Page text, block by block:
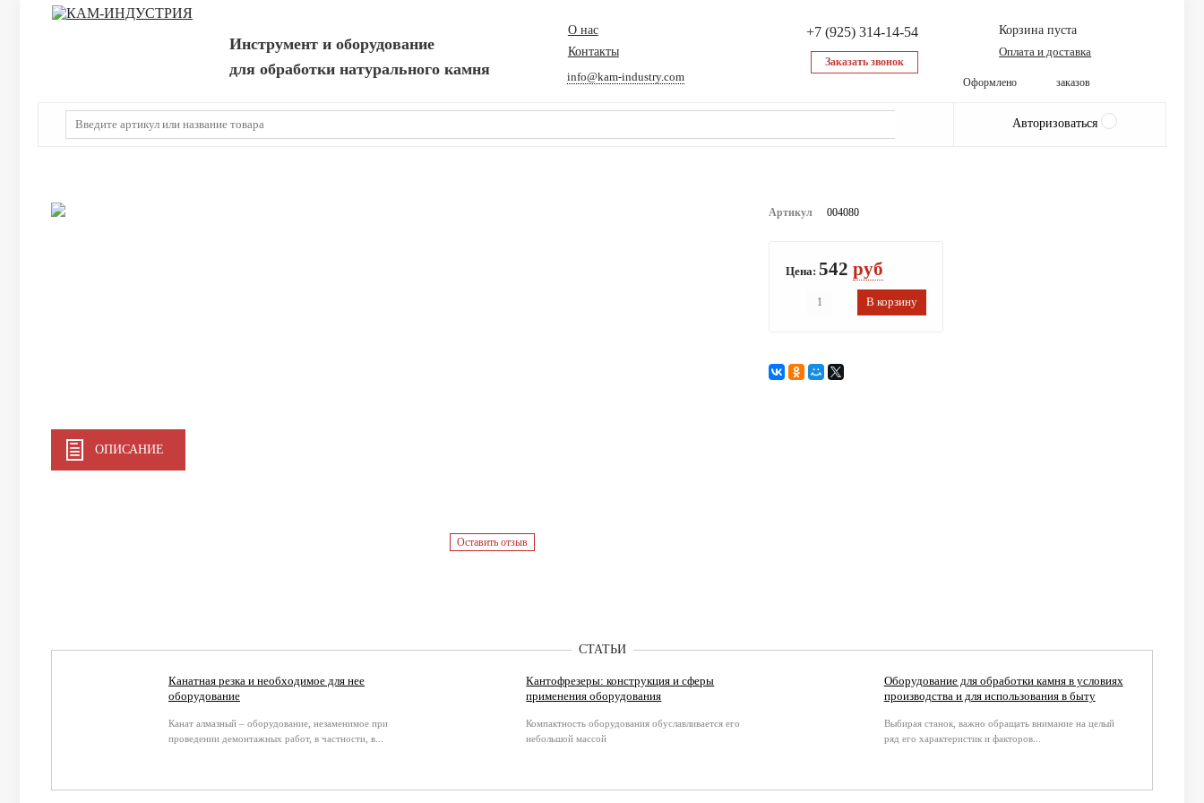
Инструмент и оборудование
для обработки натурального камня
О нас
Контакты
info@kam-industry.com
Корзина пуста
Оплата и доставка
Оформлено заказов
+7 (925) 314-14-54
Заказать звонок
Авторизоваться
Артикул 004080
Цена:542руб
ОПИСАНИЕ
Оставить отзыв
СТАТЬИ
Канатная резка и необходимое для нее
оборудование
Канат алмазный – оборудование, незаменимое при
проведении демонтажных работ, в частности, в...
Кантофрезеры: конструкция и сферы
применения оборудования
Компактность оборудования обуславливается его
небольшой массой
Оборудование для обработки камня в условиях
производства и для использования в быту
Выбирая станок, важно обращать внимание на целый
ряд его характеристик и факторов...